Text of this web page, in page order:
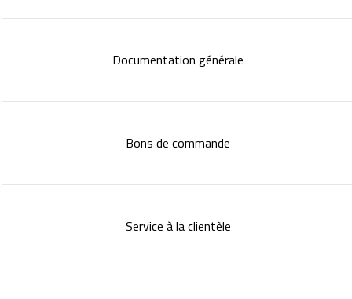
Documentation générale
Bons de commande
Service à la clientèle